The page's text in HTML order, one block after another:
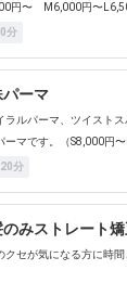
円〜 M6,000円〜
分
ーマ
ラルパーマ、ツイスト
ーマです。（S8,000円
分
のみストレート
クセが気になる方に時